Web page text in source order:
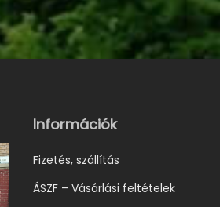
Információk
Fizetés, szállítás
ÁSZF – Vásárlási feltételek